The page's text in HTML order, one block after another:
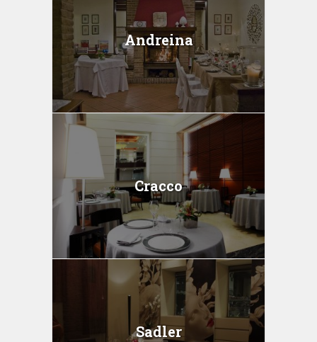
Andreina
Cracco
Sadler